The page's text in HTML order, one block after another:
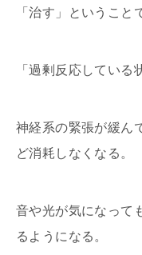
「治す」ということ
「過剰反応している
神経系の緊張が緩ん
ど消耗しなくなる。
音や光が気になって
るようになる。